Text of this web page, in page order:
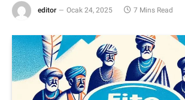
editor Ocak 24, 2025 7 Mins Read